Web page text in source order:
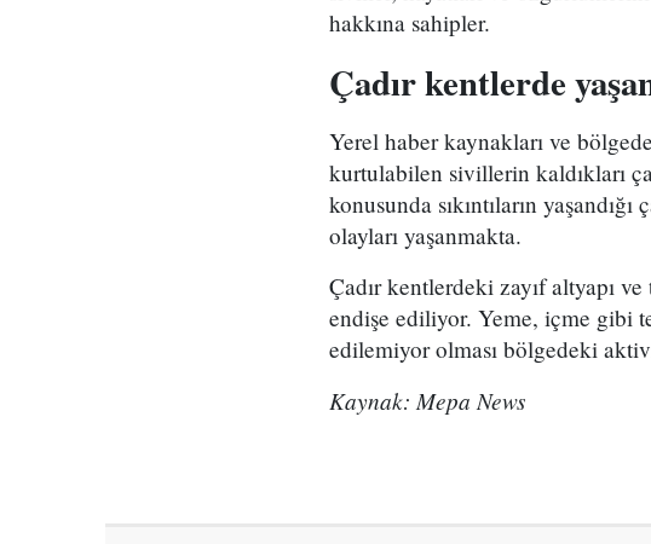
hakkına sahipler.
Çadır kentlerde
Yerel haber kaynakları ve
kurtulabilen sivillerin kaldıkları
konusunda sıkıntıların
olayları yaşanmakta.
Çadır kentlerdeki zayıf altyapı ve
endişe ediliyor. Yeme, içme gibi
edilemiyor olması bölgedeki
Kaynak: Mepa News